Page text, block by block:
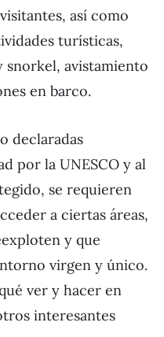
así como
turísticas,
snorkel, avistamiento
en barco.
declaradas
por la UNESCO y al
se requieren
a ciertas áreas,
y que
virgen y único.
ver y hacer en
interesantes